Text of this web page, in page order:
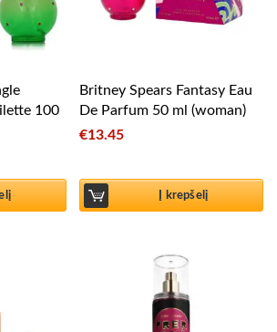
100
Britney Spears Fantasy Eau
De Parfum 50 ml (woman)
€13.45
Į krepšelį